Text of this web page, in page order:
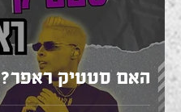
האם סטטיק ראפר?